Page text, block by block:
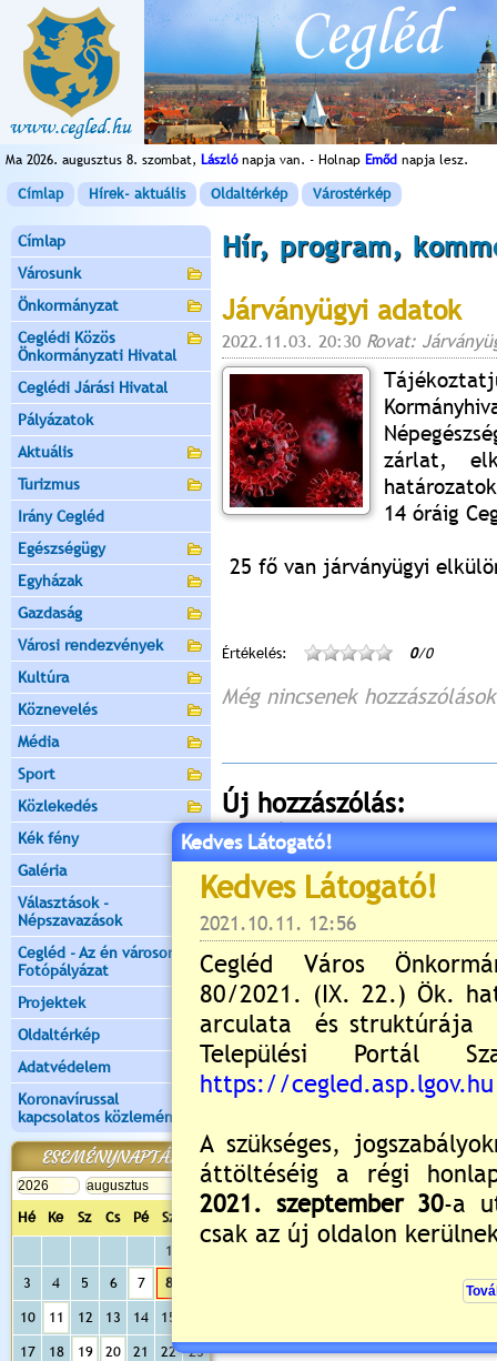
Ma 2026. augusztus 8. szombat, Lászlónapja van. - Holnap Emőd napja lesz.
Címlap Hírek- aktuális Oldaltérkép Várostérkép
Címlap
Városunk
Önkormányzat
Ceglédi Közös
Önkormányzati Hivatal
Ceglédi Járási Hivatal
Pályázatok
Aktuális
Turizmus
Irány Cegléd
Egészségügy
Egyházak
Gazdaság
Városi rendezvények
Kultúra
Köznevelés
Média
Sport
Közlekedés
Kék fény
Galéria
Választások -
Népszavazások
Cegléd - Az én városom -
Fotópályázat
Projektek
Oldaltérkép
Adatvédelem
Koronavírussal
kapcsolatos közlemények
ESEMÉNYNAPTÁR
Hé Ke Sz Cs Pé Sz
Va
1
3
4 5 6 7 8
10 11 12 13 14 15
17 18 19 20 21 22
23
Hír, program,
Járványügyi adatok
2022.11.03. 20:30 Rovat:
zárlat,
14 óráig
25 fő van járványügyi
Értékelés: 0/0
Még nincsenek hozzászólások
Új hozzászólás:
Kérjük jelentkezzen be,
Kedves Látogató!